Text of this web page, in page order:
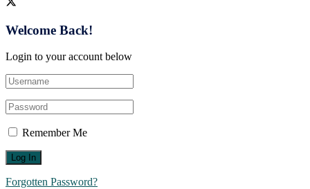
Welcome Back!
Login to your account below
Remember Me
Forgotten Password?